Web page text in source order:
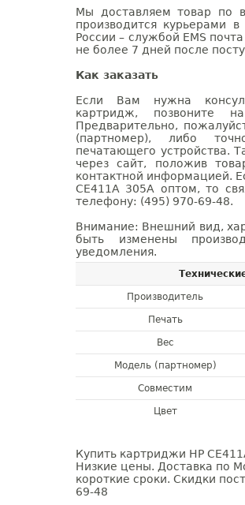
Мы доставляем товар по
производится курьерами
России – службой EMS
не более 7 дней после
Как заказать
Если Вам нужна
картридж, позвоните
Предварительно,
(партномер), либо
печатающего устройства.
через сайт, положив
контактной информацией.
CE411A 305A оптом, то
телефону: (495) 970-69-48.
Внимание: Внешний вид,
быть изменены
уведомления.
Производитель
Печать
Вес
Модель (партномер)
Совместим
Цвет
Купить картриджи HP
Низкие цены. Доставка по
короткие сроки. Скидки
69-48